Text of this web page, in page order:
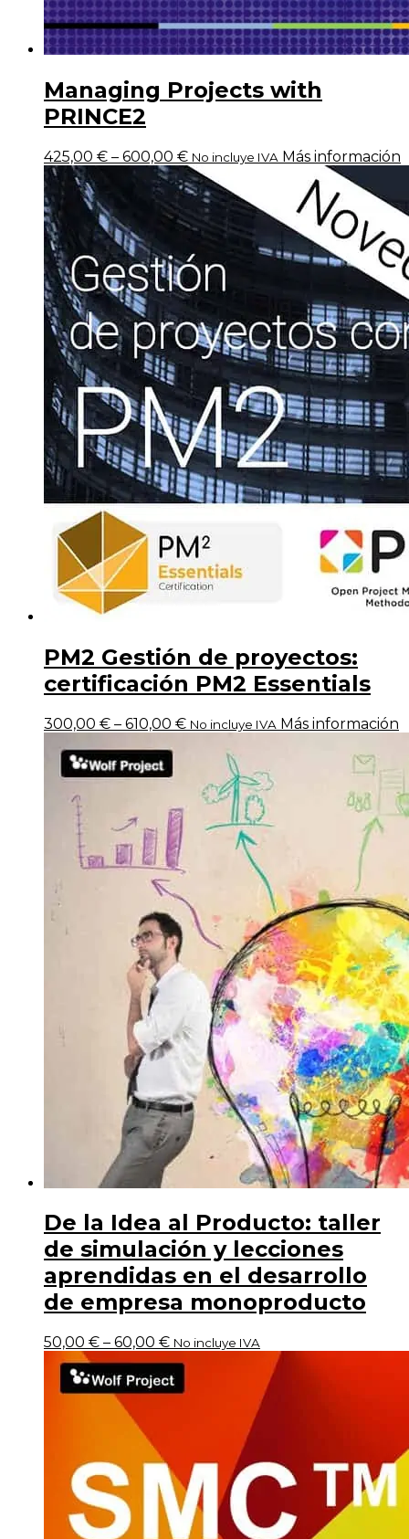
Managing Projects with
PRINCE2
425,00 € – 600,00 € No incluye IVA Más información
PM2 Gestión de proyectos:
certificación PM2 Essentials
300,00 € – 610,00 € No incluye IVA Más información
De la Idea al Producto: taller
de simulación y lecciones
aprendidas en el desarrollo
de empresa monoproducto
50,00 € – 60,00 € No incluye IVA